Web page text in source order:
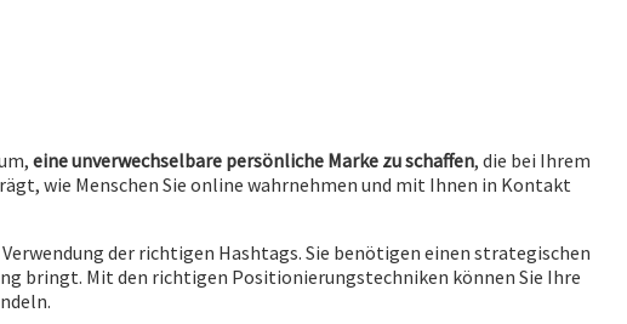
eine unverwechselbare persönliche Marke zu schaffen, die bei Ihrem
wie Menschen Sie online wahrnehmen und mit Ihnen in Kontakt
der richtigen Hashtags. Sie benötigen einen strategischen
bringt. Mit den richtigen Positionierungstechniken können Sie Ihre